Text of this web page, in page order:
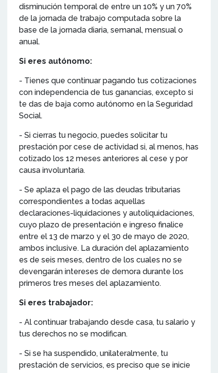
disminución temporal de entre un 10% y un 70%
de la jornada de trabajo computada sobre la
base de la jornada diaria, semanal, mensual o
anual.
Si eres autónomo:
- Tienes que continuar pagando tus cotizaciones
con independencia de tus ganancias, excepto si
te das de baja como autónomo en la Seguridad
Social.
- Si cierras tu negocio, puedes solicitar tu
prestación por cese de actividad si, al menos, has
cotizado los 12 meses anteriores al cese y por
causa involuntaria.
- Se aplaza el pago de las deudas tributarias
correspondientes a todas aquellas
declaraciones-liquidaciones y autoliquidaciones,
cuyo plazo de presentación e ingreso finalice
entre el 13 de marzo y el 30 de mayo de 2020,
ambos inclusive. La duración del aplazamiento
es de seis meses, dentro de los cuales no se
devengarán intereses de demora durante los
primeros tres meses del aplazamiento.
Si eres trabajador:
- Al continuar trabajando desde casa, tu salario y
tus derechos no se modifican.
- Si se ha suspendido, unilateralmente, tu
prestación de servicios, es preciso que se inicie